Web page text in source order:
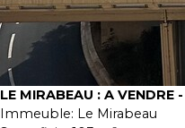
LE MIRABEAU : A VENDRE
Immeuble: Le Mirabeau